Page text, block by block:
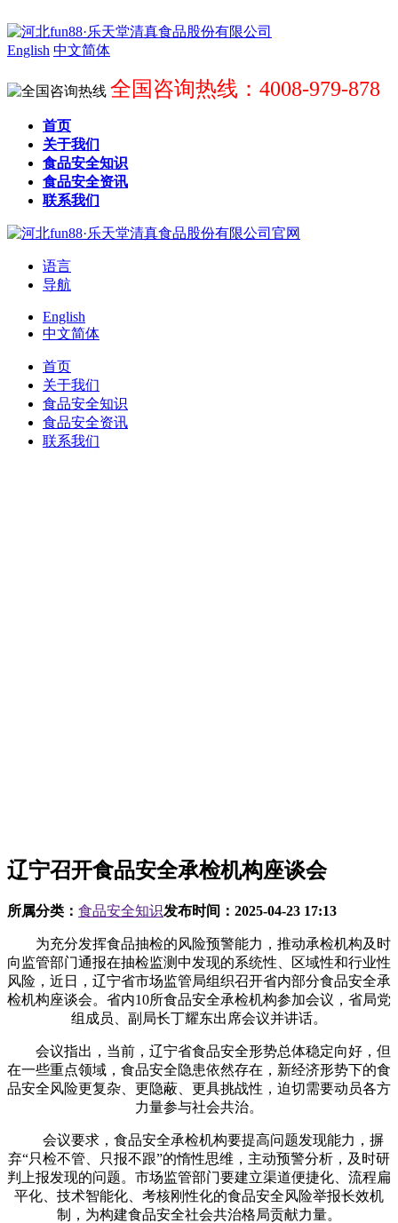
English 中文简体
全国咨询热线：4008-979-878
首页
关于我们
食品安全知识
食品安全资讯
联系我们
语言
导航
English
中文简体
首页
关于我们
食品安全知识
食品安全资讯
联系我们
辽宁召开食品安全承检机构座谈会
所属分类： 食品安全知识发布时间： 2025-04-23 17:13
为充分发挥食品抽检的风险预警能力，推动承检机构及时
向监管部门通报在抽检监测中发现的系统性、区域性和行业性
风险，近日，辽宁省市场监管局组织召开省内部分食品安全承
检机构座谈会。省内10所食品安全承检机构参加会议，省局党
组成员、副局长丁耀东出席会议并讲话。
会议指出，当前，辽宁省食品安全形势总体稳定向好，但
在一些重点领域，食品安全隐患依然存在，新经济形势下的食
品安全风险更复杂、更隐蔽、更具挑战性，迫切需要动员各方
力量参与社会共治。
会议要求，食品安全承检机构要提高问题发现能力，摒
弃“只检不管、只报不跟”的惰性思维，主动预警分析，及时研
判上报发现的问题。市场监管部门要建立渠道便捷化、流程扁
平化、技术智能化、考核刚性化的食品安全风险举报长效机
制，为构建食品安全社会共治格局贡献力量。